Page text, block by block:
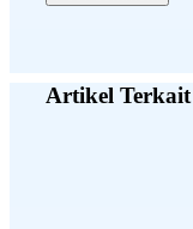
Artikel Terkait